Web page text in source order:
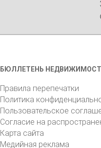
БЮЛЛЕТЕНЬ
Правила перепечатки
Политика
Пользовательское
Согласие на
Карта сайта
Медийная реклама